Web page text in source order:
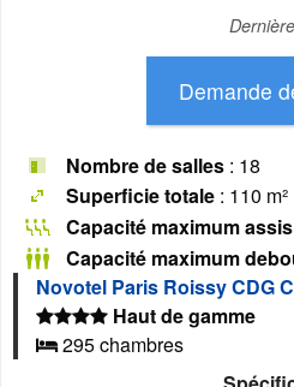
Nombre de salles : 18
Superficie totale : 110 m²
Capacité maximum assis
Capacité maximum
Novotel Paris Roissy CDG
Haut de gamme
295 chambres